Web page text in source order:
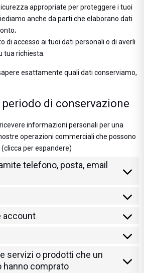
appropriate per proteggere i tuoi
anche da parti che elaborano dati
di accesso ai tuoi dati personali o di averli
tua richiesta.
esattamente quali dati conserviamo,
periodo di conservazione
informazioni personali per una
operazioni commerciali che possono
per espandere)
telefono, posta, email
account
servizi o prodotti che un
hanno comprato